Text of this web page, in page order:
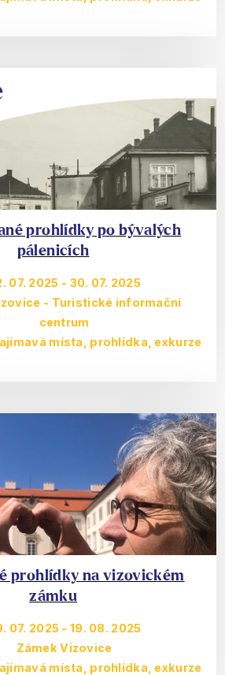
prohlídky po bývalých
pálenicích
07. 2025 - 30. 07. 2025
- Turistické informační
centrum
místa
prohlídka, exkurze
prohlídky na vizovickém
zámku
07. 2025 -19. 08. 2025
Zámek Vizovice
místa
prohlídka, exkurze